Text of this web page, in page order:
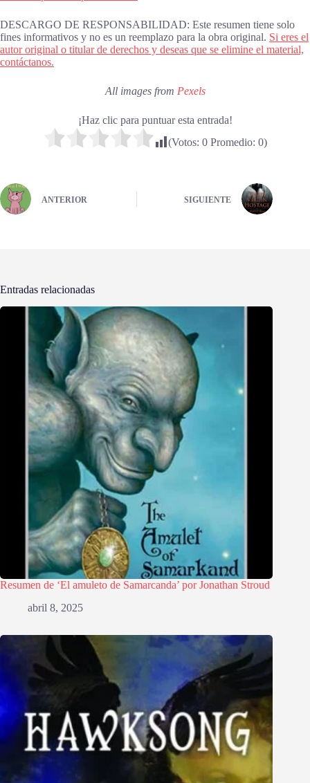
DESCARGO DE RESPONSABILIDAD: Este resumen tiene solo
fines informativos y no es un reemplazo para la obra original. Si eres el
autor original o titular de derechos y deseas que se elimine el material,
contáctanos.
All images from Pexels
¡Haz clic para puntuar esta entrada!
(Votos: 0Promedio: 0)
ANTERIOR SIGUIENTE
Entradas relacionadas
Resumen de ‘El amuleto de Samarcanda’ por Jonathan Stroud
abril 8, 2025